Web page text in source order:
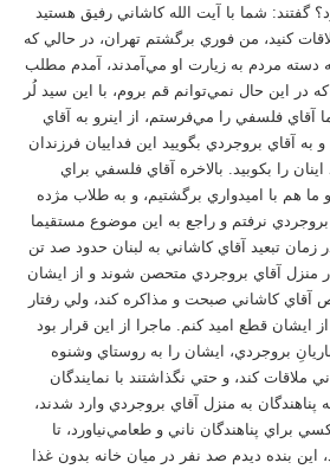
گفتند: شما با آيت الله كاشاني رفيق هستيد
كنيد، من فوري برگشتم تهران، در حالي كه
دسته مردم به زيارت او مي‌آمدند، آمدم مطلب
در اين حال نمي‌توانم قم بروم، با اين سيد لُر
آقاي فلسفي را مي‌فرستم، از اينرو به آقاي
آقاي بروجردي بگوييد اين فداييان فرزندان
را بكوبيد. بالاخره آقاي فلسفي براي
ما هم با اميدواري برگشتيم، و به طلاب مژده
نرفتم و راجع به اين موضوع مستقيما
تبعيد آقاي كاشاني به لبنان حدود صد تن
منزل آقاي بروجردي متحصن شوند و از ايشان
آقاي كاشاني صبحت و مذاكره كند، ولي رفتار
ايشان قطع اميد كنم. ماجرا از اين قرار بود
بروجردي، ايشان را به روستاي وشنوه
ملاقات كند، و حتي نگذاشتند با نمايندگان
به منزل آقاي بروجردي وارد شدند،
براي پناهندگان ناني و طعامي‌نياورد، تا
بنده ديدم صد نفر در ميان خانه بدون غذا